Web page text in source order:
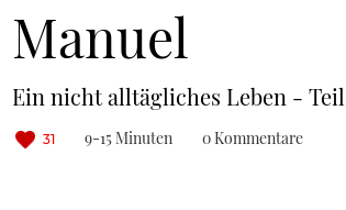
Manuel
Ein nicht alltägliches Leben - Teil
31 9-15 Minuten 0 Kommentare